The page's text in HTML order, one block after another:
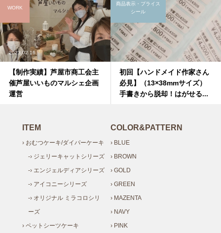
2023.02.16
【制作実績】芦屋市商工会主
催芦屋いいものマルシェ企画
運営
WORK
初回【ハンドメイド作家さん
必見】（13×38mmサイズ）
手書きから脱却！はがせる...
商品表示・プライス
シール
ITEM
› おむつケーキ/ダイパーケーキ
-› ジェリーキャットシリーズ
-› エンジェルディアシリーズ
-› アイコニーシリーズ
-› オリジナル ミラコロシリ
ーズ
› ペットシーツケーキ
COLOR&PATTERN
› BLUE
› BROWN
› GOLD
› GREEN
› MAZENTA
› NAVY
› PINK